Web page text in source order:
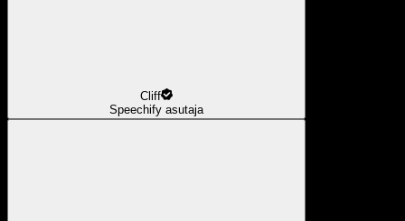
Cliff
Speechify asutaja